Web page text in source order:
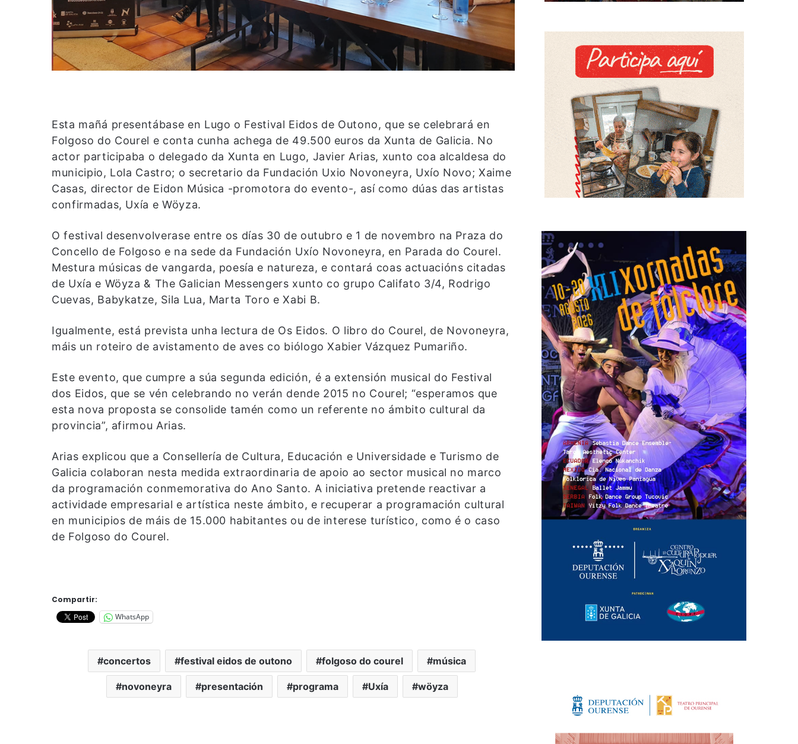
Esta mañá presentábase en Lugo o Festival Eidos de Outono, que se celebrará en
Folgoso do Courel e conta cunha achega de 49.500 euros da Xunta de Galicia. No
actor participaba o delegado da Xunta en Lugo, Javier Arias, xunto coa alcaldesa do
municipio, Lola Castro; o secretario da Fundación Uxio Novoneyra, Uxío Novo; Xaime
Casas, director de Eidon Música -promotora do evento-, así como dúas das artistas
confirmadas, Uxía e Wöyza.
O festival desenvolverase entre os días 30 de outubro e 1 de novembro na Praza do
Concello de Folgoso e na sede da Fundación Uxío Novoneyra, en Parada do Courel.
Mestura músicas de vangarda, poesía e natureza, e contará coas actuacións citadas
de Uxía e Wöyza & The Galician Messengers xunto co grupo Califato 3/4, Rodrigo
Cuevas, Babykatze, Sila Lua, Marta Toro e Xabi B.
Igualmente, está prevista unha lectura de Os Eidos. O libro do Courel, de Novoneyra,
máis un roteiro de avistamento de aves co biólogo Xabier Vázquez Pumariño.
Este evento, que cumpre a súa segunda edición, é a extensión musical do Festival
dos Eidos, que se vén celebrando no verán dende 2015 no Courel; “esperamos que
esta nova proposta se consolide tamén como un referente no ámbito cultural da
provincia”, afirmou Arias.
Arias explicou que a Consellería de Cultura, Educación e Universidade e Turismo de
Galicia colaboran nesta medida extraordinaria de apoio ao sector musical no marco
da programación conmemorativa do Ano Santo. A iniciativa pretende reactivar a
actividade empresarial e artística neste ámbito, e recuperar a programación cultural
en municipios de máis de 15.000 habitantes ou de interese turístico, como é o caso
de Folgoso do Courel.
Compartir:
WhatsApp
concertos festival eidos de outono folgoso do courel música
novoneyra presentación programa Uxía wöyza